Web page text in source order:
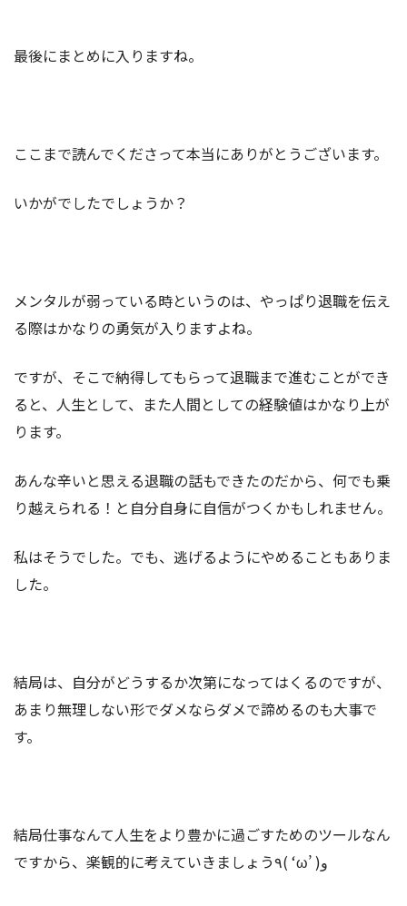
最後にまとめに入りますね。
ここまで読んでくださって本当にありがとうございます。
いかがでしたでしょうか？
メンタルが弱っている時というのは、やっぱり退職を伝え
る際はかなりの勇気が入りますよね。
ですが、そこで納得してもらって退職まで進むことができ
ると、人生として、また人間としての経験値はかなり上が
ります。
あんな辛いと思える退職の話もできたのだから、何でも乗
り越えられる！と自分自身に自信がつくかもしれません。
私はそうでした。でも、逃げるようにやめることもありま
した。
結局は、自分がどうするか次第になってはくるのですが、
あまり無理しない形でダメならダメで諦めるのも大事で
す。
結局仕事なんて人生をより豊かに過ごすためのツールなん
ですから、楽観的に考えていきましょう٩( ‘ω’ )و